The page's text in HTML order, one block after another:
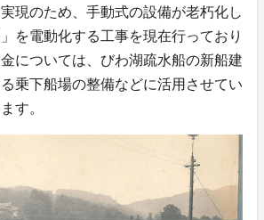
現のため、手動式の設備が老朽化し
を電動化する工事を現在行っており
については、びわ湖疏水船の新船建
乗下船場の整備などに活用させてい
す。